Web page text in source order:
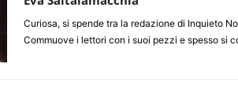
Curiosa, si spende tra la redazione di Inquieto
Commuove i lettori con i suoi pezzi e spesso si